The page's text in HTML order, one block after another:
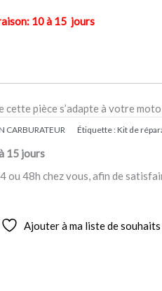
10 à 15 jours
cette pièce s’adapte à votre
CARBURATEUR Étiquette :Kit de
15 jours
ou 48h chez vous, afin de
Ajouter à ma liste de souhaits